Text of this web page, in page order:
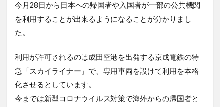
今月28日から日本への帰国者や入国者が一部の公共機関
を利用することが出来るようになることが分かりまし
た。
利用が許可されるのは成田空港を出発する京成電鉄の特
急「スカイライナー」で、専用車両を設けて利用を本格
化させるとしています。
今までは新型コロナウイルス対策で海外からの帰国者と